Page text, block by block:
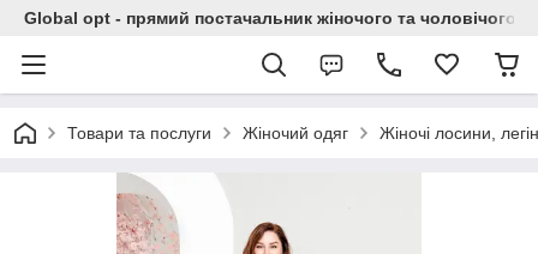
Global opt - прямий постачальник жіночого та чоловічого
Товари та послуги Жіночий одяг Жіночі лосини,